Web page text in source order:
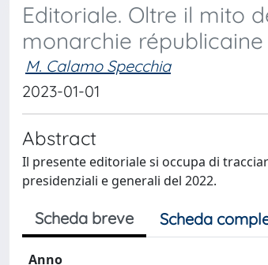
Editoriale. Oltre il mito
monarchie
M. Calamo Specchia
2023-01-01
Abstract
Il presente editoriale si occupa di
presidenziali e generali del 2022.
Scheda breve Scheda
Anno